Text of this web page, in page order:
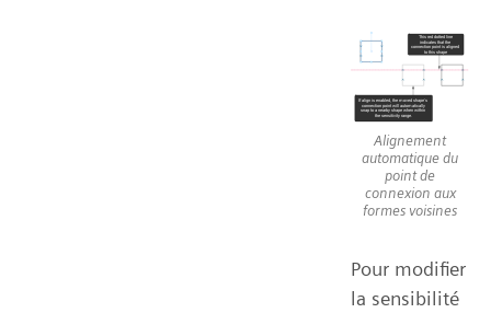
Alignement
automatique du
point de
connexion aux
formes voisines
Pour modifier
la sensibilité